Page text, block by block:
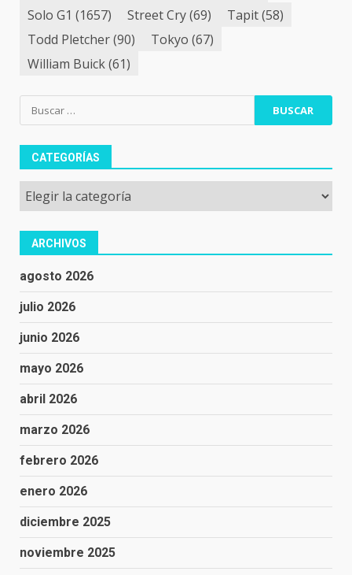
Solo G1 (1657) Street Cry(69) Tapit(58)
Todd Pletcher(90) Tokyo (67)
William Buick(61)
Buscar:
CATEGORÍAS
Categorías
ARCHIVOS
agosto 2026
julio 2026
junio 2026
mayo 2026
abril 2026
marzo 2026
febrero 2026
enero 2026
diciembre 2025
noviembre 2025